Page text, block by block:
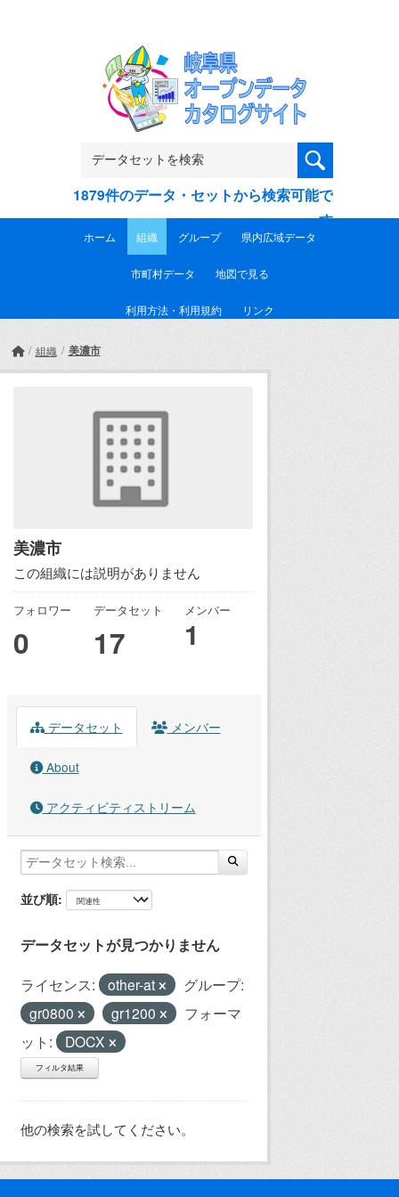
1879件のデータ・セットから検索可能で
す
ホーム 組織 グループ 県内広域データ
市町村データ 地図で見る
利用方法・利用規約 リンク
組織 美濃市
美濃市
この組織には説明がありません
フォロワー
0
データセット
17
メンバー
1
データセット メンバー
About
アクティビティストリーム
並び順
データセットが見つかりません
ライセンス: other-at
グループ:
gr0800
gr1200
フォーマ
ット:
DOCX
フィルタ結果
他の検索を試してください。